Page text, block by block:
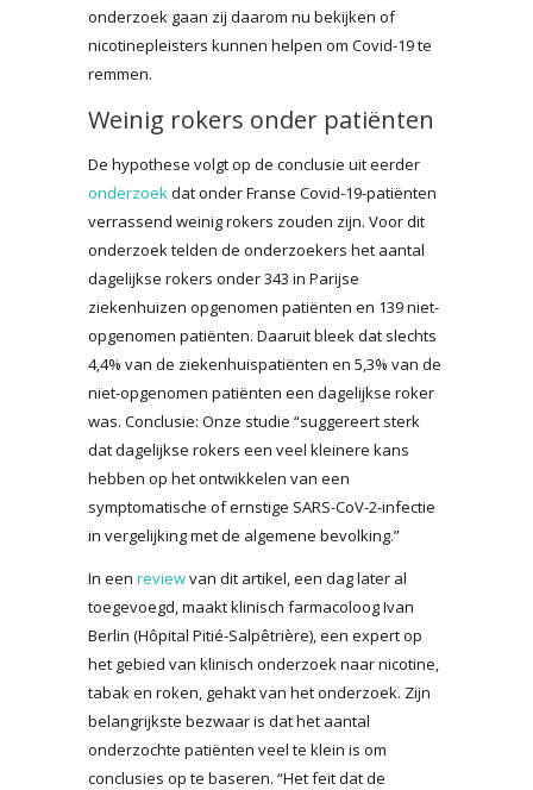
onderzoek gaan zij daarom nu bekijken of
nicotinepleisters kunnen helpen om Covid-19 te
remmen.
Weinig rokers onder patiënten
De hypothese volgt op de conclusie uit eerder
onderzoekdat onder Franse Covid-19-patiënten
verrassend weinig rokers zouden zijn. Voor dit
onderzoek telden de onderzoekers het aantal
dagelijkse rokers onder 343 in Parijse
ziekenhuizen opgenomen patiënten en 139 niet-
opgenomen patiënten. Daaruit bleek dat slechts
4,4% van de ziekenhuispatiënten en 5,3% van de
niet-opgenomen patiënten een dagelijkse roker
was. Conclusie: Onze studie “suggereert sterk
dat dagelijkse rokers een veel kleinere kans
hebben op het ontwikkelen van een
symptomatische of ernstige SARS-CoV-2-infectie
in vergelijking met de algemene bevolking.”
In een reviewvan dit artikel, een dag later al
toegevoegd, maakt klinisch farmacoloog Ivan
Berlin (Hôpital Pitié-Salpêtrière), een expert op
het gebied van klinisch onderzoek naar nicotine,
tabak en roken, gehakt van het onderzoek. Zijn
belangrijkste bezwaar is dat het aantal
onderzochte patiënten veel te klein is om
conclusies op te baseren. “Het feit dat de